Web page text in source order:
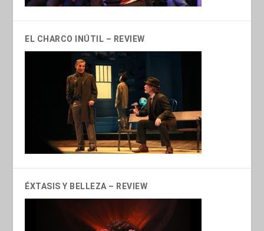
EL CHARCO INÚTIL – REVIEW
ÉXTASIS Y BELLEZA – REVIEW